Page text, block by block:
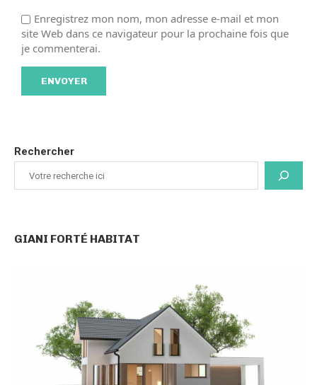
Enregistrez mon nom, mon adresse e-mail et mon
site Web dans ce navigateur pour la prochaine fois que
je commenterai.
Rechercher
GIANI FORTÉ HABITAT